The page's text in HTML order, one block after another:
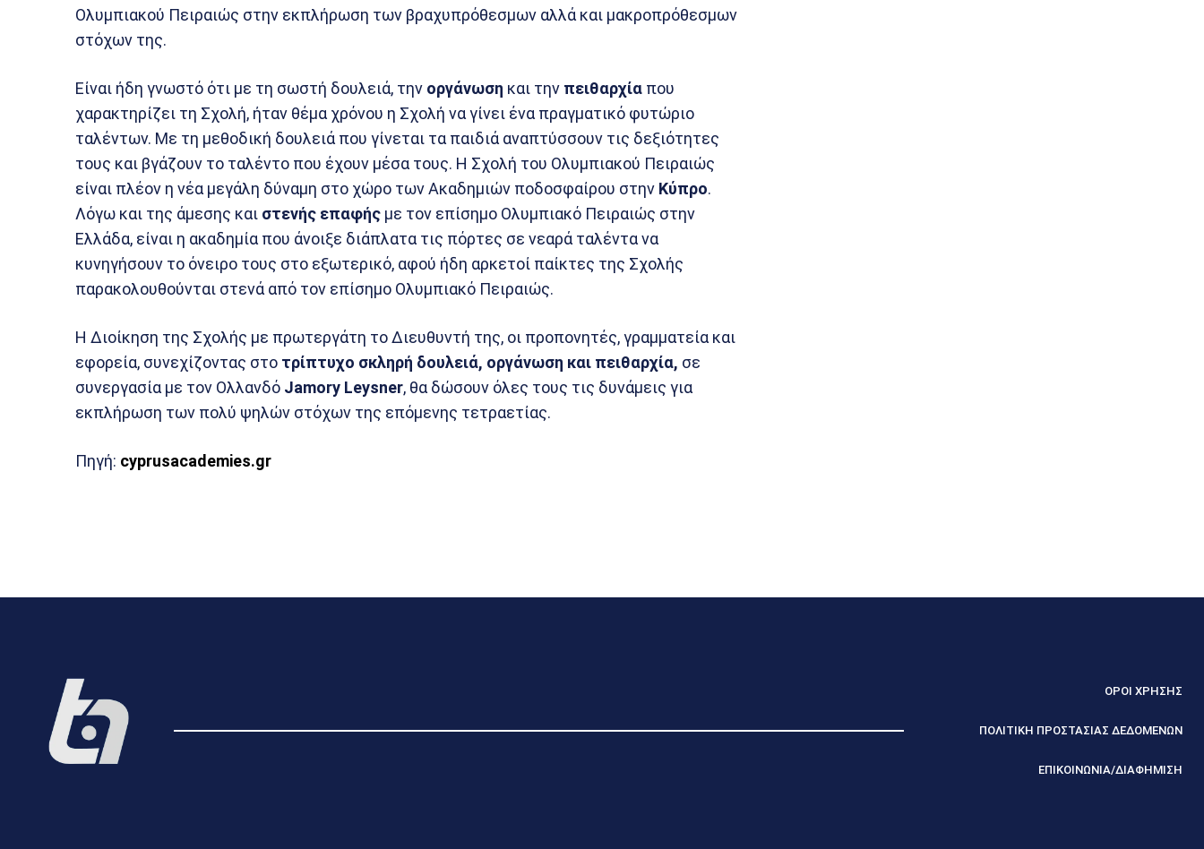
Ολυμπιακού Πειραιώς στην εκπλήρωση των βραχυπρόθεσμων αλλά και μακροπρόθεσμων
στόχων της.
Είναι ήδη γνωστό ότι με τη σωστή δουλειά, την οργάνωση και την πειθαρχία που
χαρακτηρίζει τη Σχολή, ήταν θέμα χρόνου η Σχολή να γίνει ένα πραγματικό φυτώριο
ταλέντων. Με τη μεθοδική δουλειά που γίνεται τα παιδιά αναπτύσσουν τις δεξιότητες
τους και βγάζουν το ταλέντο που έχουν μέσα τους. Η Σχολή του Ολυμπιακού Πειραιώς
είναι πλέον η νέα μεγάλη δύναμη στο χώρο των Ακαδημιών ποδοσφαίρου στην Κύπρο.
Λόγω και της άμεσης και στενής επαφής με τον επίσημο Ολυμπιακό Πειραιώς στην
Ελλάδα, είναι η ακαδημία που άνοιξε διάπλατα τις πόρτες σε νεαρά ταλέντα να
κυνηγήσουν το όνειρο τους στο εξωτερικό, αφού ήδη αρκετοί παίκτες της Σχολής
παρακολουθούνται στενά από τον επίσημο Ολυμπιακό Πειραιώς.
Η Διοίκηση της Σχολής με πρωτεργάτη το Διευθυντή της, οι προπονητές, γραμματεία και
εφορεία, συνεχίζοντας στο τρίπτυχο σκληρή δουλειά, οργάνωση και πειθαρχία, σε
συνεργασία με τον Ολλανδό Jamory Leysner, θα δώσουν όλες τους τις δυνάμεις για
εκπλήρωση των πολύ ψηλών στόχων της επόμενης τετραετίας.
Πηγή: cyprusacademies.gr
ΟΡΟΙ ΧΡΗΣΗΣ
ΠΟΛΙΤΙΚΗ ΠΡΟΣΤΑΣΙΑΣ ΔΕΔΟΜΕΝΩΝ
ΕΠΙΚΟΙΝΩΝΙΑ/ΔΙΑΦΗΜΙΣΗ